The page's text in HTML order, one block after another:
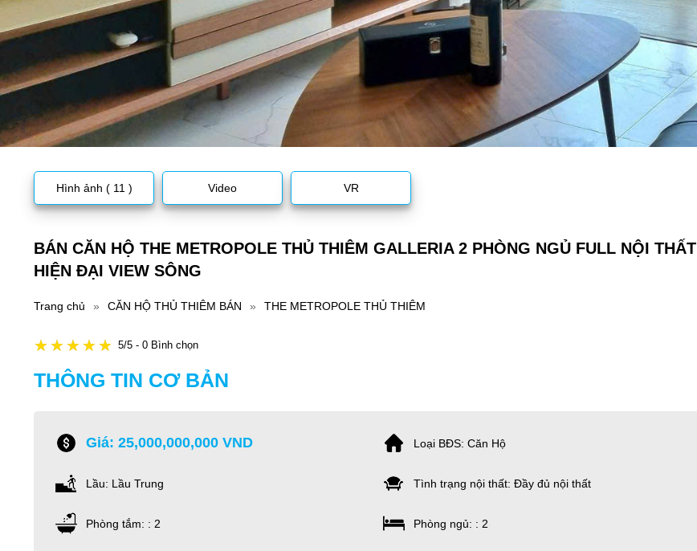
Hình ảnh ( 11 ) Video VR
BÁN CĂN HỘ THE METROPOLE THỦ THIÊM GALLERIA 2 PHÒNG NGỦ FULL NỘI THẤT
HIỆN ĐẠI VIEW SÔNG
Trang chủ » CĂN HỘ THỦ THIÊM BÁN » THE METROPOLE THỦ THIÊM
5/5 - 0 Bình chọn
THÔNG TIN CƠ BẢN
Giá: 25,000,000,000 VND Loại BĐS: Căn Hộ
Lầu: Lầu Trung Tình trạng nội thất: Đầy đủ nội thất
Phòng tắm: : 2 Phòng ngủ: : 2